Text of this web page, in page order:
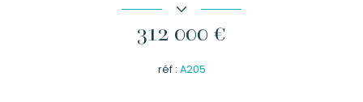
312 000 €
réf : A205